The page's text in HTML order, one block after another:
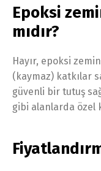
Epoksi
mıdır?
Hayır, epoksi
(kaymaz) katkılar
güvenli bir tutuş
gibi alanlarda özel